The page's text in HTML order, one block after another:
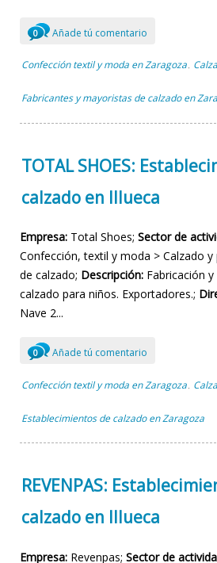
0 Añade tú comentario
Confección textil y moda en Zaragoza ,
Fabricantes y mayoristas de calzado en
TOTAL SHOES:
calzado en Illueca
Empresa: Total Shoes; Sector de
Confección, textil y moda > Calzado
de calzado; Descripción: Fabricación
calzado para niños. Exportadores.;
Nave 2...
0 Añade tú comentario
Confección textil y moda en Zaragoza
Establecimientos de calzado en Zaragoza
REVENPAS:
calzado en Illueca
Empresa: Revenpas; Sector de